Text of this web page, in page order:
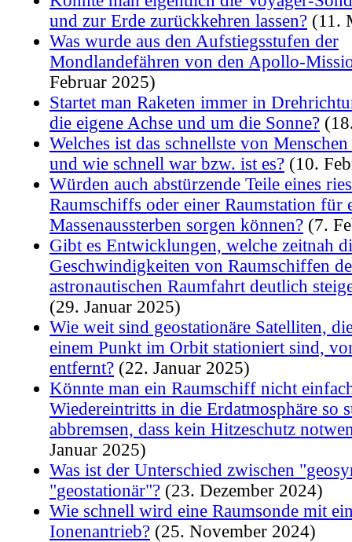
und zur Erde zurückkehren lassen? (11.
Was wurde aus den Aufstiegsstufen der
Mondlandefähren von den Apollo-
Februar 2025)
Startet man Raketen immer in
die eigene Achse und um die Sonne?
Welches ist das schnellste von
und wie schnell war bzw. ist es? (10.
Würden auch abstürzende Teile eines
Raumschiffs oder einer Raumstation für
Massenaussterben sorgen können? (7.
Gibt es Entwicklungen, welche zeitnah
Geschwindigkeiten von Raumschiffen
astronautischen Raumfahrt deutlich
(29. Januar 2025)
Wie weit sind geostationäre Satelliten,
einem Punkt im Orbit stationiert sind,
entfernt? (22. Januar 2025)
Könnte man ein Raumschiff nicht
Wiedereintritts in die Erdatmosphäre so
abbremsen, dass kein Hitzeschutz
Januar 2025)
Was ist der Unterschied zwischen
"geostationär"? (23. Dezember 2024)
Wie schnell wird eine Raumsonde mit
Ionenantrieb? (25. November 2024)